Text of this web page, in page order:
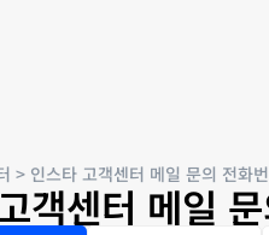
> 인스타 고객센터 메일 문의 전화
객센터 메일